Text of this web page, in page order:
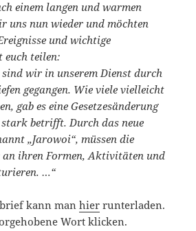
einem langen und warmen
uns nun wieder und möchten
und wichtige
euch teilen:
sind wir in unserem Dienst durch
gegangen. Wie viele vielleicht
gab es eine Gesetzesänderung
stark betrifft. Durch das neue
„Jarowoi“, müssen die
an ihren Formen, Aktivitäten und
…“
kann manhier runterladen.
Wort klicken.